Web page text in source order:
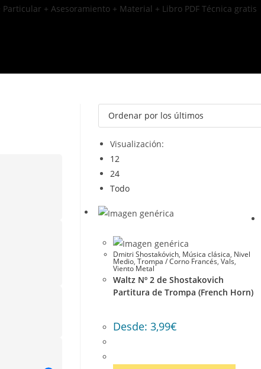
+ Asesoramiento + Material + Libro PDF Técnica gratis
Visualización:
12
24
Todo
Dmitri Shostakóvich, Música clásica, Nivel
Medio, Trompa / Corno Francés, Vals,
Viento Metal
Waltz Nº 2 de Shostakovich
Partitura de Trompa (French Horn)
Desde: 3,99€